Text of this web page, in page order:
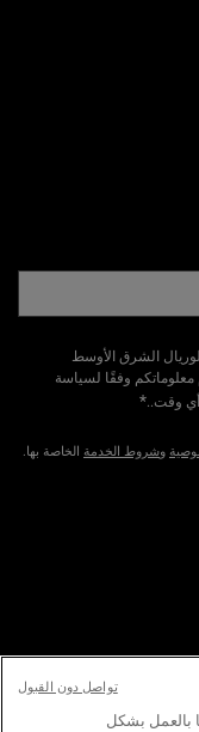
الشرق الأوسط
وفقًا لسياسة
أي وقت.​.
*
وشروط الخدمة الخاصة بها.
بالعمل بشكل
تواصل دون القبول